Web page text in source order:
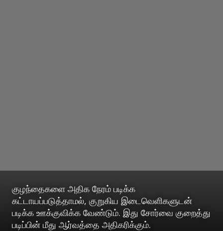
குழந்தைகளை அதிக நேரம் படிக்க
கட்டாயப்படுத்தாமல், குறுகிய இடைவெளிகளுடன்
படிக்க ஊக்குவிக்க வேண்டும். இது சோர்வை குறைத்து
படிப்பின் மீது ஆர்வத்தை அதிகரிக்கும்.